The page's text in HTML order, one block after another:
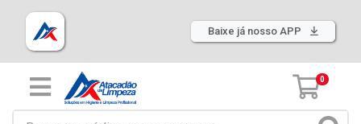
Baixe já nosso APP
0